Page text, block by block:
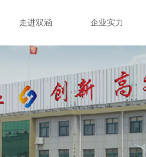
走进双涵 企业实力